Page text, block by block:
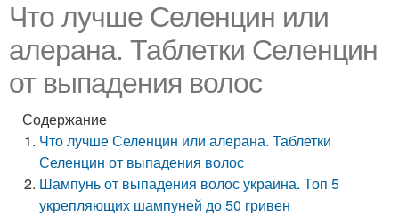
Что лучше Селенцин или
алерана. Таблетки Селенцин
от выпадения волос
Содержание
Что лучше Селенцин или алерана. Таблетки
Селенцин от выпадения волос
Шампунь от выпадения волос украина. Топ 5
укрепляющих шампуней до 50 гривен